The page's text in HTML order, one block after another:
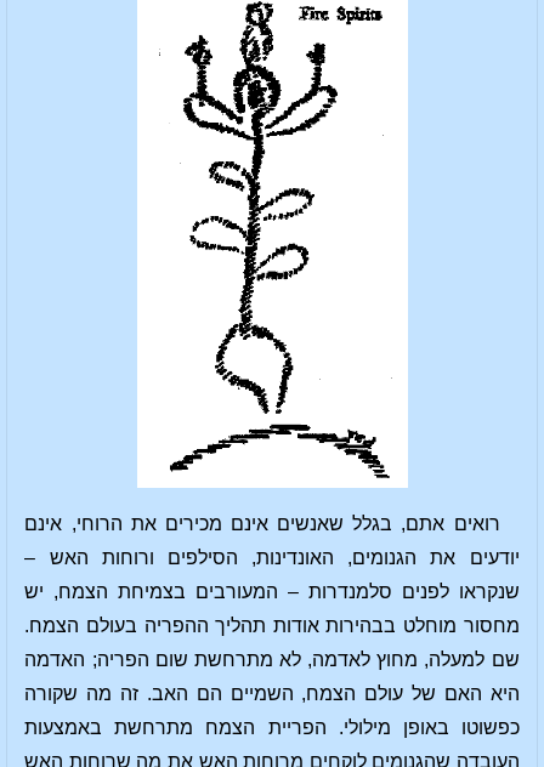
רואים אתם, בגלל שאנשים אינם מכירים את הרוחי, אינם
יודעים את הגנומים, האונדינות, הסילפים ורוחות האש –
שנקראו לפנים סלמנדרות – המעורבים בצמיחת הצמח, יש
מחסור מוחלט בבהירות אודות תהליך ההפריה בעולם הצמח.
שם למעלה, מחוץ לאדמה, לא מתרחשת שום הפריה; האדמה
היא האם של עולם הצמח, השמיים הם האב. זה מה שקורה
כפשוטו באופן מילולי. הפריית הצמח מתרחשת באמצעות
העובדה שהגנומים לוקחים מרוחות האש את מה שרוחות האש